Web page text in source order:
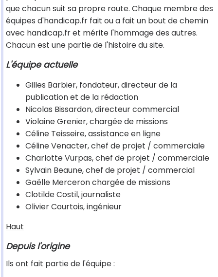
que chacun suit sa propre route. Chaque membre des
équipes d'handicap.fr fait ou a fait un bout de chemin
avec handicap.fr et mérite l'hommage des autres.
Chacun est une partie de l'histoire du site.
L'équipe actuelle
Gilles Barbier, fondateur, directeur de la
publication et de la rédaction
Nicolas Bissardon, directeur commercial
Violaine Grenier, chargée de missions
Céline Teisseire, assistance en ligne
Céline Venacter, chef de projet / commerciale
Charlotte Vurpas, chef de projet / commerciale
Sylvain Beaune, chef de projet / commercial
Gaëlle Merceron chargée de missions
Clotilde Costil, journaliste
Olivier Courtois, ingénieur
Haut
Depuis l'origine
Ils ont fait partie de l'équipe :